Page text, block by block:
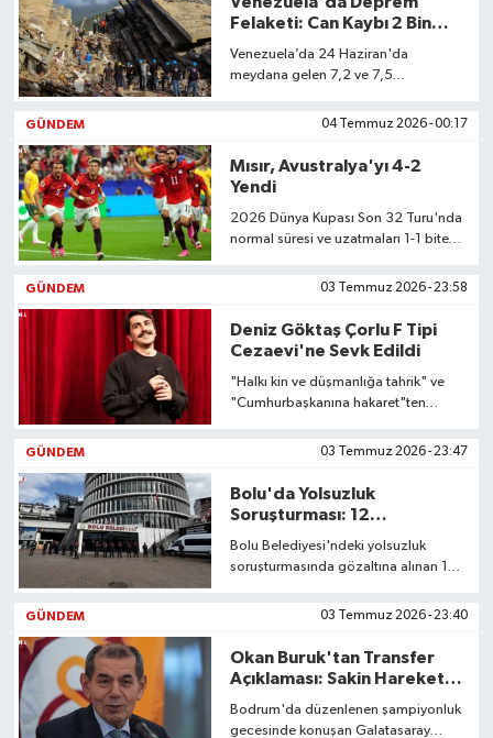
Felaketi: Can Kaybı 2 Bin
Venezuela’da 24 Haziran'da
meydana gelen 7,2 ve 7,5
kaybı 2 bin 645’e yükseldi, maddi
GÜNDEM 04 Temmuz 2026 - 00:17
Mısır, Avustralya'yı 4-2
Yendi
2026 Dünya Kupası Son 32 Turu'nda
normal süresi ve uzatmaları 1-1 biten
yenen Mısır, adını son 16 turuna
GÜNDEM 03 Temmuz 2026 - 23:58
Deniz Göktaş Çorlu F Tipi
Cezaevi'ne Sevk Edildi
"Halkı kin ve düşmanlığa tahrik" ve
"Cumhurbaşkanına hakaret"ten
işlemlerinin ardından Çorlu F Tipi
GÜNDEM 03 Temmuz 2026 - 23:47
Bolu'da Yolsuzluk
Soruşturması: 12
Bolu Belediyesi'ndeki yolsuzluk
soruşturmasında gözaltına alınan 12
Nihat Yıldız tutuklandı, 11 şüpheli
GÜNDEM 03 Temmuz 2026 - 23:40
Okan Buruk'tan Transfer
Açıklaması: Sakin Hareket
Bodrum'da düzenlenen şampiyonluk
gecesinde konuşan Galatasaray